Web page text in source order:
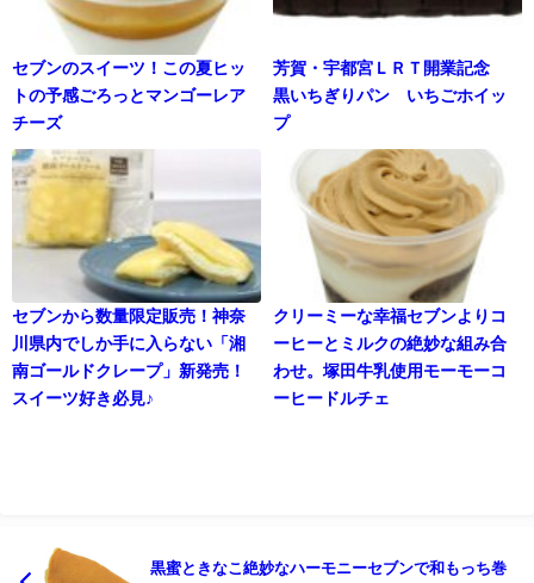
セブンのスイーツ！この夏ヒッ
トの予感ごろっとマンゴーレア
チーズ
芳賀・宇都宮ＬＲＴ開業記念
黒いちぎりパン いちごホイッ
プ
セブンから数量限定販売！神奈
川県内でしか手に入らない「湘
南ゴールドクレープ」新発売！
スイーツ好き必見♪
クリーミーな幸福セブンよりコ
ーヒーとミルクの絶妙な組み合
わせ。塚田牛乳使用モーモーコ
ーヒードルチェ
黒蜜ときなこ絶妙なハーモニーセブンで和もっち巻